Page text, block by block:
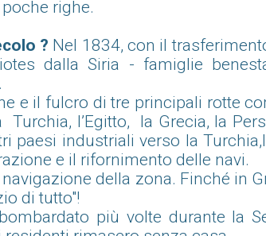
righe.
? Nel 1834, con il
dalla Siria - famiglie
e il fulcro di tre principali rotte
l’Egitto, la Grecia, la
paesi industriali verso la
e il rifornimento delle navi.
della zona. Finché in
di tutto"!
più volte durante la